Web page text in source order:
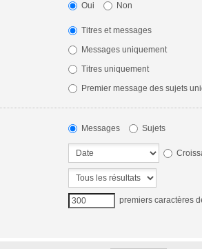
Oui Non
Titres et messages
Messages uniquement
Titres uniquement
Premier message des sujets
Messages Sujets
premiers caractères